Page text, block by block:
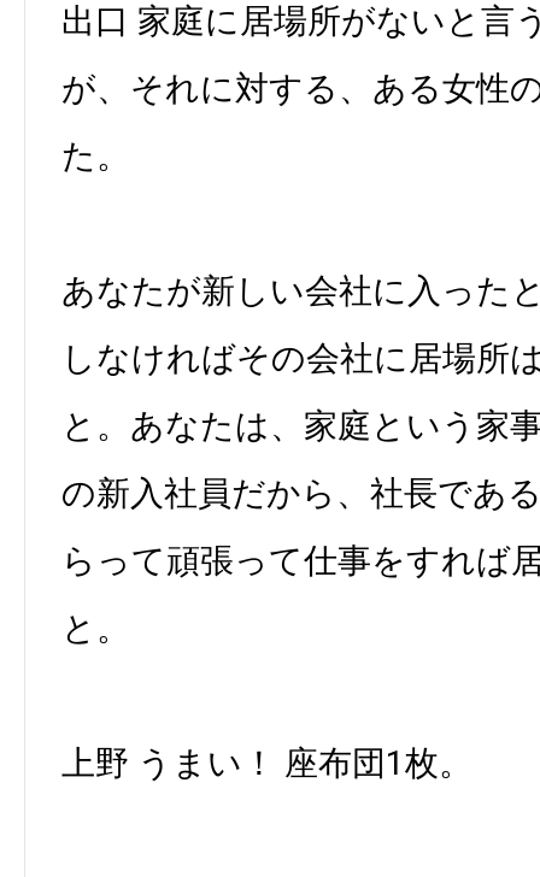
出口 家庭に居場所がないと言
が、それに対する、ある女性
た。
あなたが新しい会社に入った
しなければその会社に居場所
と。あなたは、家庭という家
の新入社員だから、社長であ
らって頑張って仕事をすれば
と。
上野 うまい！ 座布団1枚。